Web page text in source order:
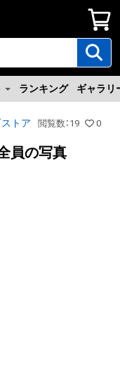
ランキング ギャラリ
ストア 閲覧数 ： 19 0
員の写真